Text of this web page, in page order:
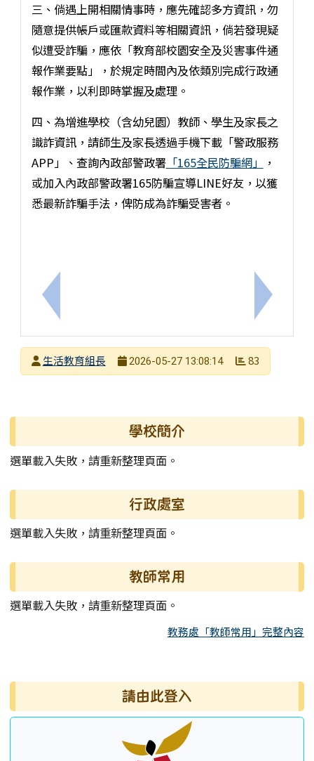
上一筆：【轉知訊息】衛生福利部國民健康署提供
三、倘遇上開相關情事時，應先確認多方資訊，勿
隨意提供帳戶或匯款資料等相關資訊，倘若發現疑
似遭受詐騙，應依「教育部校園安全及災害事件通
報作業要點」，於規定時間內及依類別完成行政通
報作業，以利即時掌握及處理。
四、為增進學校（含幼兒園）教師、學生及家長之
識詐資訊，請師生及家長透過手機下載「警政服務
APP」、查詢內政部警政署「165全民防騙網」
，
或加入內政部警政署165防騙宣導LINE好友，以獲
悉最新詐騙手法，俾防成為詐騙受害者。
下一筆：
發布者生活教育組長
2026-05-27 13:08:14 83
左邊區域內容 學校簡介
選單載入失敗，請重新整理頁面。
行政處室
選單載入失敗，請重新整理頁面。
教師常用
選單載入失敗，請重新整理頁面。
教務處「教師常用」完整內容
右邊區域內容 請由此登入